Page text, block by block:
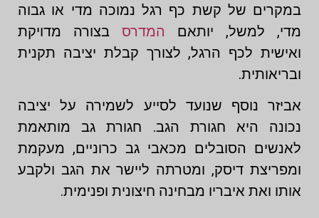
במקרים של קשת כף רגל נמוכה מדי או גבוה
מדי, למשל, יותאם המדרס בצורה מדויקת
ואישית לכף הרגל, לצורך קבלת יציבה תקנית
ובריאותית.
אביזר נוסף שנועד לסייע לשמירה על יציבה
נכונה היא חגורת הגב. חגורת גב מותאמת
לאנשים הסובלים מכאבי גב כרוניים, מעקמת
ומפריצת דיסק, ומטרתה ליישר את הגב ולקבע
אותו ואת איבריו מבחינה חיצונית ופנימית.